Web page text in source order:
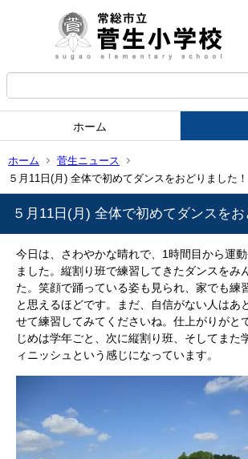
ホーム
ホーム
菅生ニュース
５月11日(月) 全体で初めてダンスをおどりました！
５月11日(月) 全体で初めてダンスをお
今日は、さわやかな晴れで、1時間目から運
ました。縦割り班で練習してきたダンスをみ
た。笑顔で踊っている姿も見られ、家でも練
と思えるほどです。まだ、自信がない人はあ
せて練習してみてくださいね。仕上がりがと
じめは学年ごと、次に縦割り班、そしてまた
ィニッシュという感じになっています。